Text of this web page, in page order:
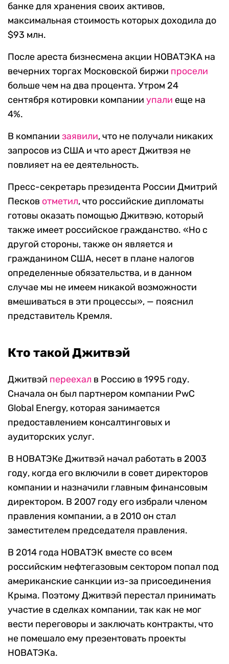
банке для хранения своих активов,
максимальная стоимость которых доходила до
$93 млн.
После ареста бизнесмена акции НОВАТЭКА на
вечерних торгах Московской биржи просели
больше чем на два процента. Утром 24
сентября котировки компании упали еще на
4%.
В компании заявили, что не получали никаких
запросов из США и что арест Джитвэя не
повлияет на ее деятельность.
Пресс-секретарь президента России Дмитрий
Песков отметил, что российские дипломаты
готовы оказать помощью Джитвэю, который
также имеет российское гражданство. «Но с
другой стороны, также он является и
гражданином США, несет в плане налогов
определенные обязательства, и в данном
случае мы не имеем никакой возможности
вмешиваться в эти процессы», — пояснил
представитель Кремля.
Кто такой Джитвэй
Джитвэй переехал в Россию в 1995 году.
Сначала он был партнером компании PwC
Global Energy, которая занимается
предоставлением консалтинговых и
аудиторских услуг.
В НОВАТЭКе Джитвэй начал работать в 2003
году, когда его включили в совет директоров
компании и назначили главным финансовым
директором. В 2007 году его избрали членом
правления компании, а в 2010 он стал
заместителем председателя правления.
В 2014 года НОВАТЭК вместе со всем
российским нефтегазовым сектором попал под
американские санкции из-за присоединения
Крыма. Поэтому Джитвэй перестал принимать
участие в сделках компании, так как не мог
вести переговоры и заключать контракты, что
не помешало ему презентовать проекты
НОВАТЭКа.